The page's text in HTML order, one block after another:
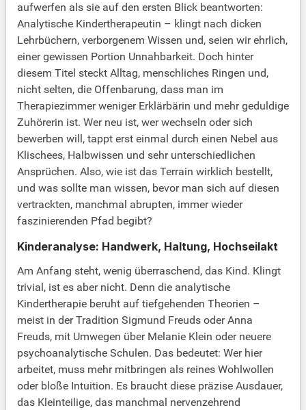
aufwerfen als sie auf den ersten Blick beantworten:
Analytische Kindertherapeutin – klingt nach dicken
Lehrbüchern, verborgenem Wissen und, seien wir ehrlich,
einer gewissen Portion Unnahbarkeit. Doch hinter
diesem Titel steckt Alltag, menschliches Ringen und,
nicht selten, die Offenbarung, dass man im
Therapiezimmer weniger Erklärbärin und mehr geduldige
Zuhörerin ist. Wer neu ist, wer wechseln oder sich
bewerben will, tappt erst einmal durch einen Nebel aus
Klischees, Halbwissen und sehr unterschiedlichen
Ansprüchen. Also, wie ist das Terrain wirklich bestellt,
und was sollte man wissen, bevor man sich auf diesen
vertrackten, manchmal abrupten, immer wieder
faszinierenden Pfad begibt?
Kinderanalyse: Handwerk, Haltung, Hochseilakt
Am Anfang steht, wenig überraschend, das Kind. Klingt
trivial, ist es aber nicht. Denn die analytische
Kindertherapie beruht auf tiefgehenden Theorien –
meist in der Tradition Sigmund Freuds oder Anna
Freuds, mit Umwegen über Melanie Klein oder neuere
psychoanalytische Schulen. Das bedeutet: Wer hier
arbeitet, muss mehr mitbringen als reines Wohlwollen
oder bloße Intuition. Es braucht diese präzise Ausdauer,
das Kleinteilige, das manchmal nervenzehrend